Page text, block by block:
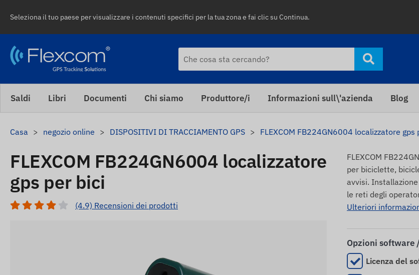
Seleziona il tuo paese per visualizzare i contenuti specifici per la tua zona e fai clic su Continua.
Saldi Libri Documenti Chi siamo Produttore/i Informazioni sull\'azienda Blog
Casa negozio online DISPOSITIVI DI TRACCIAMENTO GPS FLEXCOM FB224GN6004 localizzatore gps
FLEXCOM FB224GN6004 localizzatore
gps per bici
(4.9) Recensioni dei prodotti
FLEXCOM
per biciclette,
avvisi.
le reti degli
Ulteriori
Opzioni software
Licenza del